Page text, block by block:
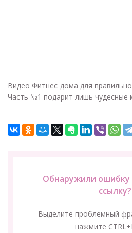
Видео Фитнес дома для
Часть №1 подарит лишь чудесные
Обнаружили
ссылку?
Выделите проблемный
нажмите